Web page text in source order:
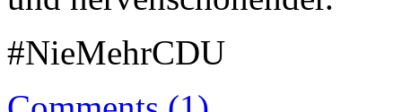
#NieMehrCDU